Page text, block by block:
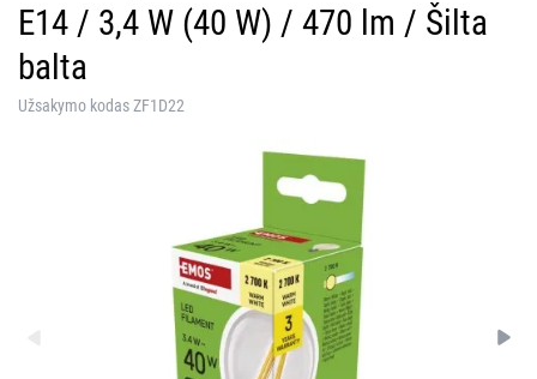
E14 / 3,4 W (40 W) / 470 lm / Šilta
balta
Užsakymo kodas ZF1D22